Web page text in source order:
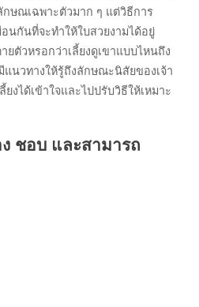
กษณเฉพาะตัวมาก ๆ แต่วิธีการ
นกันที่จะทำให้ใบสวยงามได้อยู่
ยตัวหรอกว่าเลี้ยงดูเขาแบบไหนถึง
นวทางให้รู้ถึงลักษณะนิสัยของเจ้า
ยงได้เข้าใจและไปปรับวิธีให้เหมาะ
ชอบ และสามารถ